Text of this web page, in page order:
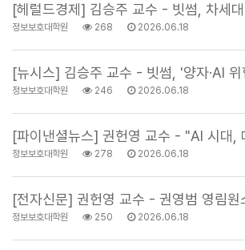
[헤럴드경제] 김승주 교수 - 빗썸, 차세
정보보호대학원 268 2026.06.18
[뉴시스] 김승주 교수 - 빗썸, '양자·AI
정보보호대학원 246 2026.06.18
[파이낸셜뉴스] 권헌영 교수 - "AI 시대,
정보보호대학원 278 2026.06.18
[전자신문] 권헌영 교수 - 권영범 영림
정보보호대학원 250 2026.06.18